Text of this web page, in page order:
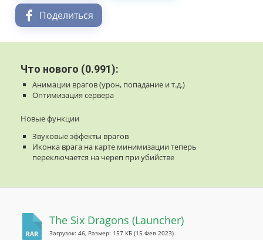
Поделиться
Что нового (0.991):
Анимации врагов (урон, попадание и т.д.)
Оптимизация сервера
Новые функции
Звуковые эффекты врагов
Иконка врага на карте минимизации теперь
переключается на череп при убийстве
The Six Dragons (Launcher)
Загрузок: 46, Размер: 157 КБ (15 Фев 2023)